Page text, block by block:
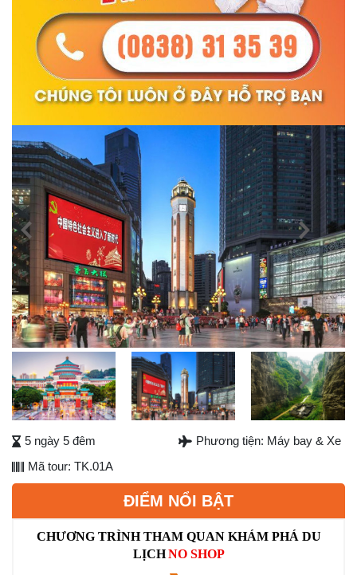
Previous Next
Next
5 ngày 5 đêm
Phương tiện: Máy bay & Xe
Mã tour: TK.01A
ĐIỂM NỔI BẬT
CHƯƠNG TRÌNH THAM QUAN KHÁM PHÁ DU
LỊCH NO SHOP